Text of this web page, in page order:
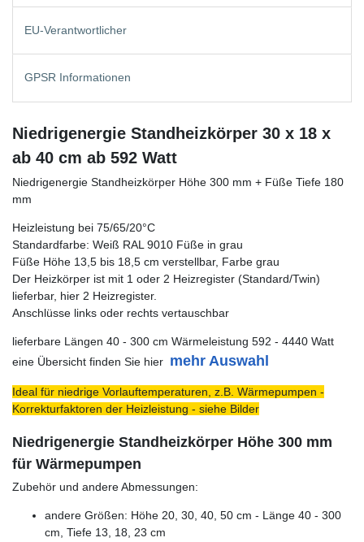
EU-Verantwortlicher
GPSR Informationen
Niedrigenergie Standheizkörper 30 x 18 x
ab 40 cm ab 592 Watt
Niedrigenergie Standheizkörper Höhe 300 mm + Füße Tiefe 180
mm
Heizleistung bei 75/65/20°C
Standardfarbe: Weiß RAL 9010 Füße in grau
Füße Höhe 13,5 bis 18,5 cm verstellbar, Farbe grau
Der Heizkörper ist mit 1 oder 2 Heizregister (Standard/Twin)
lieferbar, hier 2 Heizregister.
Anschlüsse links oder rechts vertauschbar
lieferbare Längen 40 - 300 cm Wärmeleistung 592 - 4440 Watt
eine Übersicht finden Sie hier mehr Auswahl
Ideal für niedrige Vorlauftemperaturen, z.B. Wärmepumpen -
Korrekturfaktoren der Heizleistung - siehe Bilder
Niedrigenergie Standheizkörper Höhe 300 mm
für Wärmepumpen
Zubehör und andere Abmessungen:
andere Größen: Höhe 20, 30, 40, 50 cm - Länge 40 - 300
cm, Tiefe 13, 18, 23 cm